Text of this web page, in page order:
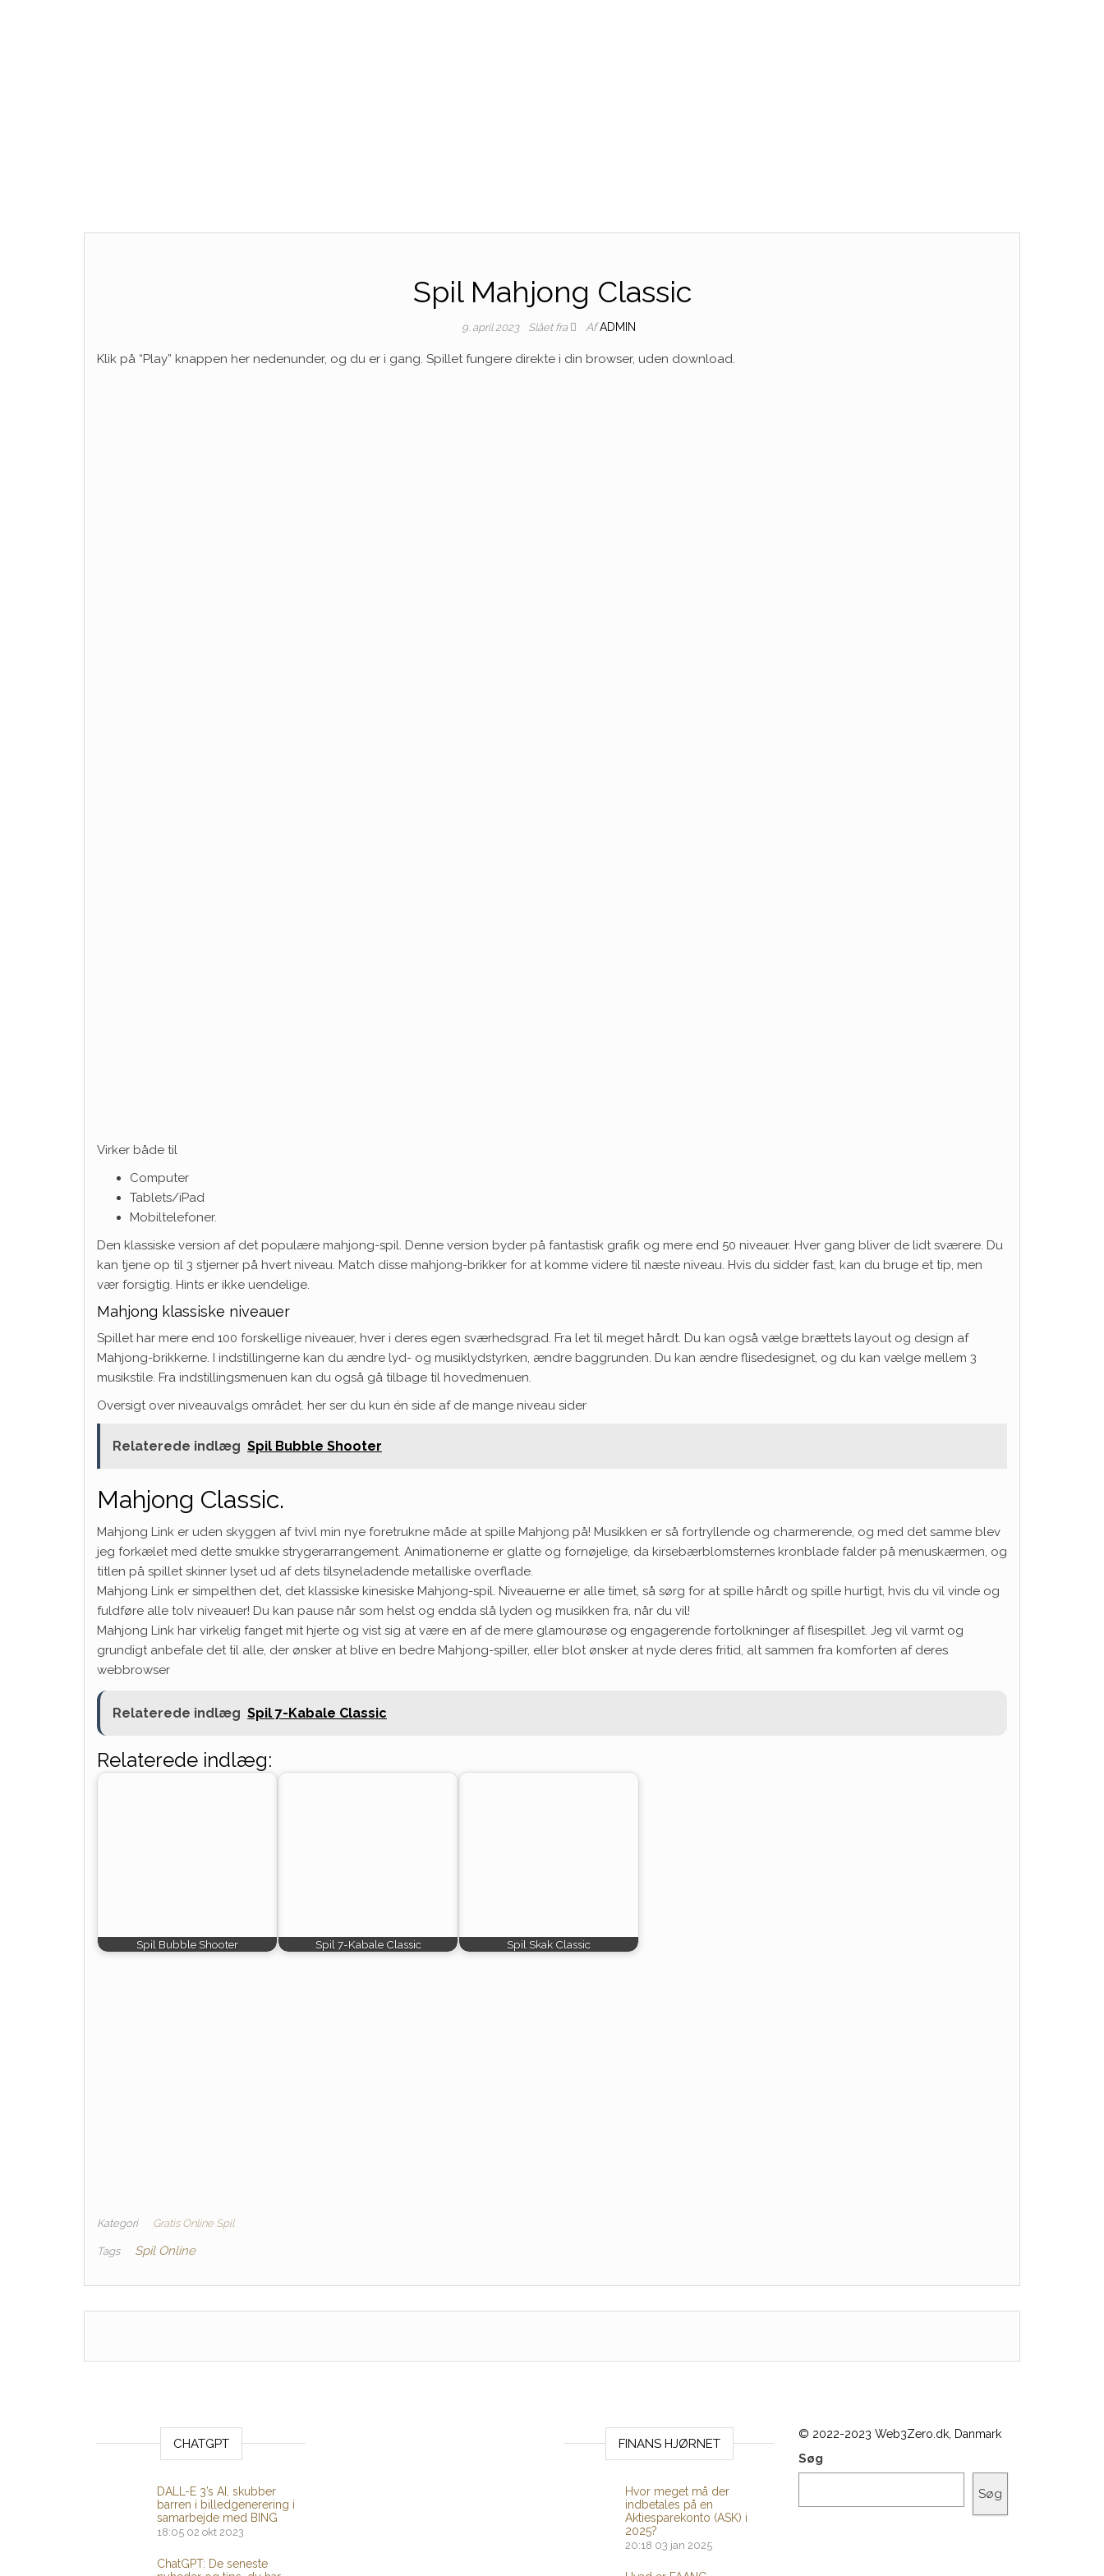
Spil Mahjong Classic
9. april 2023 Slået fra Af ADMIN
Klik på “Play” knappen her nedenunder, og du er i gang. Spillet fungere direkte i din browser, uden download.
Virker både til
Computer
Tablets/iPad
Mobiltelefoner.
Den klassiske version af det populære mahjong-spil. Denne version byder på fantastisk grafik og mere end 50 niveauer. Hver gang bliver de lidt sværere. Du
kan tjene op til 3 stjerner på hvert niveau. Match disse mahjong-brikker for at komme videre til næste niveau. Hvis du sidder fast, kan du bruge et tip, men
vær forsigtig. Hints er ikke uendelige.
Mahjong klassiske niveauer
Spillet har mere end 100 forskellige niveauer, hver i deres egen sværhedsgrad. Fra let til meget hårdt. Du kan også vælge brættets layout og design af
Mahjong-brikkerne. I indstillingerne kan du ændre lyd- og musiklydstyrken, ændre baggrunden. Du kan ændre flisedesignet, og du kan vælge mellem 3
musikstile. Fra indstillingsmenuen kan du også gå tilbage til hovedmenuen.
Oversigt over niveauvalgs området. her ser du kun én side af de mange niveau sider
Relaterede indlæg Spil Bubble Shooter
Mahjong Classic.
Mahjong Link er uden skyggen af tvivl min nye foretrukne måde at spille Mahjong på! Musikken er så fortryllende og charmerende, og med det samme blev
jeg forkælet med dette smukke strygerarrangement. Animationerne er glatte og fornøjelige, da kirsebærblomsternes kronblade falder på menuskærmen, og
titlen på spillet skinner lyset ud af dets tilsyneladende metalliske overflade.
Mahjong Link er simpelthen det, det klassiske kinesiske Mahjong-spil. Niveauerne er alle timet, så sørg for at spille hårdt og spille hurtigt, hvis du vil vinde og
fuldføre alle tolv niveauer! Du kan pause når som helst og endda slå lyden og musikken fra, når du vil!
Mahjong Link har virkelig fanget mit hjerte og vist sig at være en af de mere glamourøse og engagerende fortolkninger af flisespillet. Jeg vil varmt og
grundigt anbefale det til alle, der ønsker at blive en bedre Mahjong-spiller, eller blot ønsker at nyde deres fritid, alt sammen fra komforten af deres
webbrowser
Relaterede indlæg Spil 7-Kabale Classic
Relaterede indlæg:
Spil Bubble Shooter Spil 7-Kabale Classic Spil Skak Classic
Kategori Gratis Online Spil
Tags Spil Online
CHATGPT
DALL-E 3’s AI, skubber
barren i billedgenerering i
samarbejde med BING
18:05 02 okt 2023
ChatGPT: De seneste
FINANS HJØRNET
Hvor meget må der
indbetales på en
Aktiesparekonto (ASK) i
2025?
20:18 03 jan 2025
© 2022-2023 Web3Zero.dk, Danmark
Søg
Søg